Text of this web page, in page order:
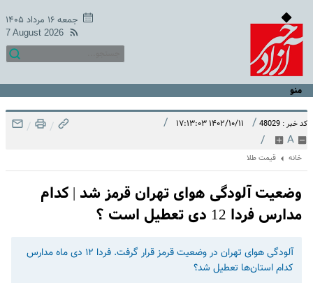
جمعه ۱۶ مرداد ۱۴۰۵
7 August 2026
منو
کد خبر : 48029 / ۱۴۰۲/۱۰/۱۱ ۱۷:۱۳:۰۳ /
A
/
/
/
خانه قیمت طلا
وضعیت آلودگی هوای تهران قرمز شد | کدام
مدارس فردا 12 دی تعطیل است ؟
آلودگی هوای تهران در وضعیت قرمز قرار گرفت. فردا ۱۲ دی ماه مدارس
کدام استان‌ها تعطیل شد؟